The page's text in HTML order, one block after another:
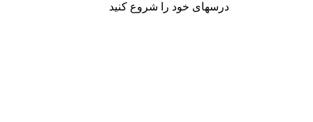
درسهای خود را شروع کنید